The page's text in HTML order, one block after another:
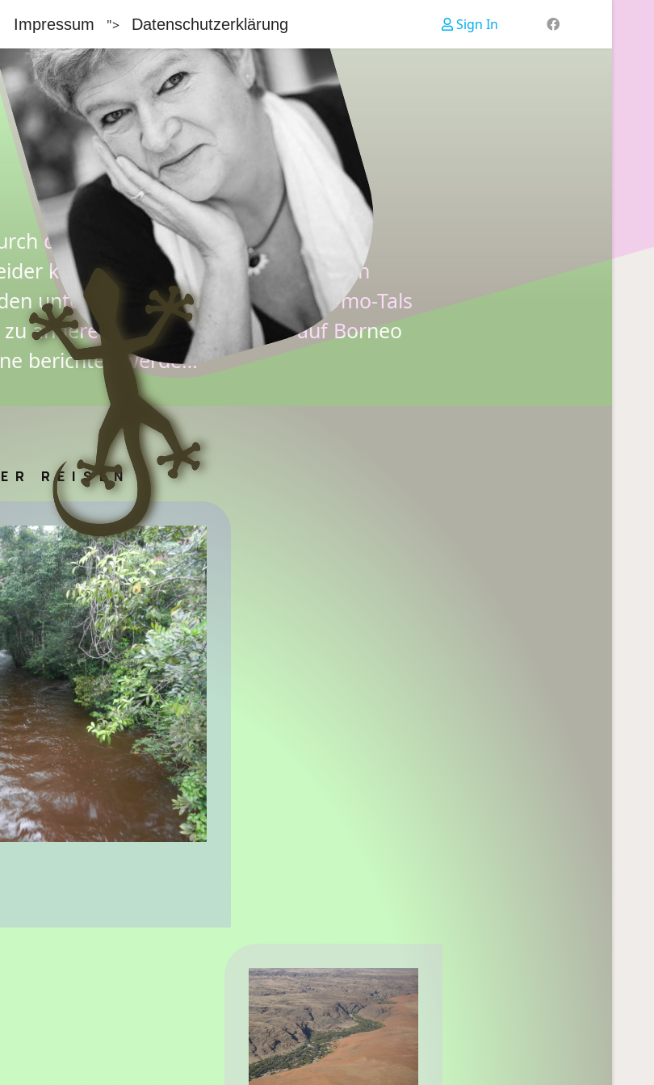
Impressum "> Datenschutzerklärung Sign In
den Vielvölkerstaat Äthiopien, die
kriegerische Afar-Region mit ihren
unterschiedlichen Ethnien des Omo-Tals
anderen bedrohten Ethnien auf Borneo
berichten werde…
REISEN